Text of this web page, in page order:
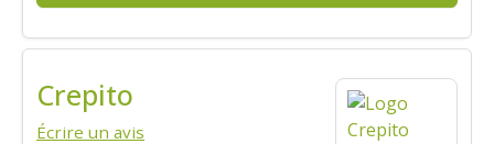
Crepito
Écrire un avis